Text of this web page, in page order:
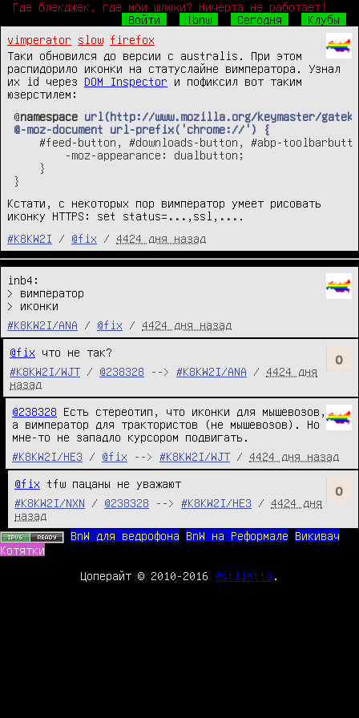
Где блекджек, где мои шлюхи? Ничерта не работает!
Войти
!bnw Сегодня
Клубы
vimperator
slow firefox
Таки обновился до версии с australis. При этом
распидорило иконки на статуслайне вимператора. Узнал
их id через DOM Inspector и пофиксил вот таким
юзерстилем:
@namespace url (http://www.mozilla.org/keymaster/
@-moz-document url -prefix('chrome://') {
#feed-button, #downloads-button, #abp-
        -moz-appearance: dualbutton;
    }
}
Кстати, с некоторых пор вимператор умеет рисовать
иконку HTTPS: set status= ... ,ssl, ...
#K8KW2I
/ @fix / 4424 дня назад
inb4:
> вимператор
> иконки
#K8KW2I/ANA
/ @fix / 4424 дня назад
@fix что не так?
#K8KW2I/WJT
/ @238328 --> #K8KW2I/ANA / 4424 дня
назад
@238328 Есть стереотип, что иконки для мышевозов,
а вимператор для трактористов (не мышевозов). Но
мне-то не западло курсором подвигать.
#K8KW2I/HE3
/ @fix --> #K8KW2I/WJT / 4424 дня назад
@fix tfw пацаны не уважают
#K8KW2I/NXN
/ @238328 --> #K8KW2I/HE3 / 4424 дня
назад
BnW для ведрофона
BnW на Реформале
Викивач
Котятки
Цоперайт © 2010-2016 @stiletto